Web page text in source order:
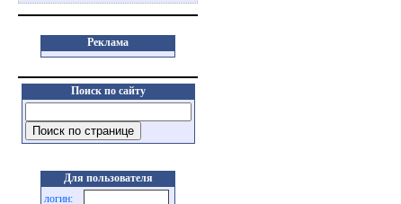
Реклама
Поиск по сайту
Для пользователя
логин: